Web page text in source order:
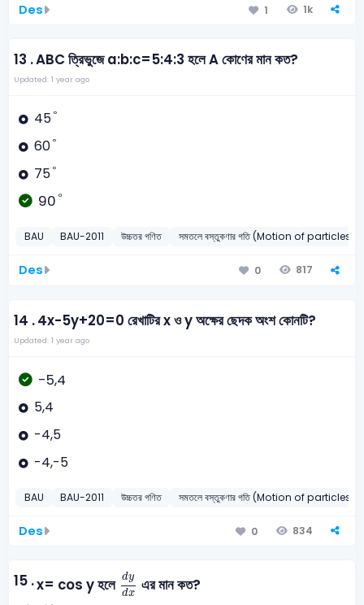
Des 1 1k
13 .ABC ত্রিভুজে a:b:c=5:4:3 হলে A কোণের মান কত?
Updated: 1 year ago
45°°
60°
°
75°°
90°
°
BAU BAU-2011 উচ্চতর গণিত সমতলে বস্তুকণার গতি (Motion of particles
Des 0 817
14 .4x-5y+20=0 রেখাটির x ও y অক্ষের ছেদক অংশ কোনটি?
Updated: 1 year ago
-5,4
5,4
-4,5
-4,-5
BAU BAU-2011 উচ্চতর গণিত সমতলে বস্তুকণার গতি (Motion of particles
Des 0 834
15 .x= cos y হলে dy
dx
dy
এর মান কত?